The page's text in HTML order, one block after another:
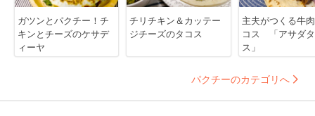
ガツンとパクチー！チ
キンとチーズのケサデ
ィーヤ
チリチキン＆カッテー
ジチーズのタコス
主夫がつくる牛
コス 「アサダ
ス」
パクチーのカテゴリへ